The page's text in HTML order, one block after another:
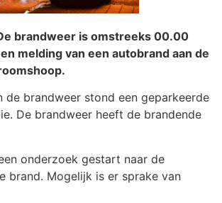
brandweer is omstreeks 00.00
melding van een autobrand aan de
de brandweer stond een geparkeerde
De brandweer heeft de brandende
onderzoek gestart naar de
brand. Mogelijk is er sprake van